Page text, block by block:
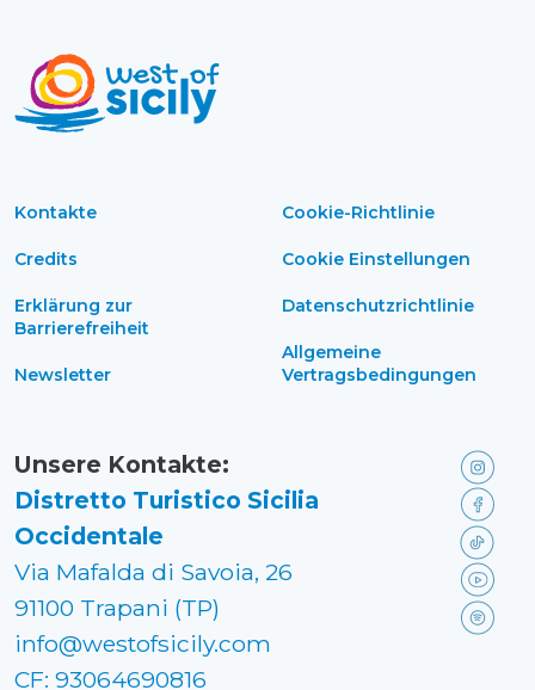
Kontakte
Credits
Erklärung zur
Barrierefreiheit
Newsletter
Cookie-Richtlinie
Cookie Einstellungen
Datenschutzrichtlinie
Allgemeine
Vertragsbedingungen
Unsere Kontakte:
Distretto Turistico Sicilia
Occidentale
Via Mafalda di Savoia, 26
91100 Trapani (TP)
info@westofsicily.com
CF: 93064690816